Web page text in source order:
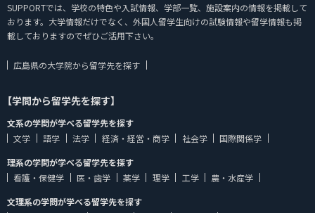
SUPPORTでは、学校の特色や入試情報、学部一覧、施設案内の情報を掲載して
おります。大学情報だけでなく、外国人留学生向けの試験情報や留学情報も掲
載しておりますのでぜひご活用下さい。
広島県の大学院から留学先を探す
【学問から留学先を探す】
文系の学問が学べる留学先を探す
文学
語学 法学 経済・経営・商学 社会学
国際関係学
理系の学問が学べる留学先を探す
看護・保健学
医・歯学 薬学 理学 工学
農・水産学
文理系の学問が学べる留学先を探す